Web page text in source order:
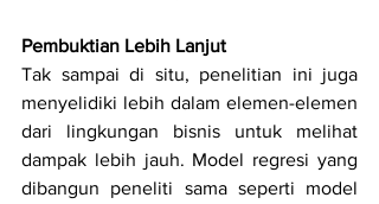
Pembuktian Lebih Lanjut
Tak sampai di situ, penelitian ini juga
menyelidiki lebih dalam elemen-elemen
dari lingkungan bisnis untuk melihat
dampak lebih jauh. Model regresi yang
dibangun peneliti sama seperti model